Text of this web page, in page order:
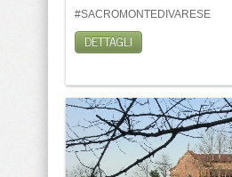
#SACROMONTEDIVARESE
DETTAGLI